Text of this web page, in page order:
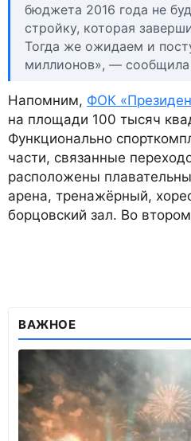
бюджета 2016 года не
стройку, которая
Тогда же ожидаем и
миллионов», —
Напомним, ФОК
на площади 100 тысяч
Функционально
части, связанные
расположены
арена, тренажёрный,
борцовский зал. Во
ВАЖНОЕ